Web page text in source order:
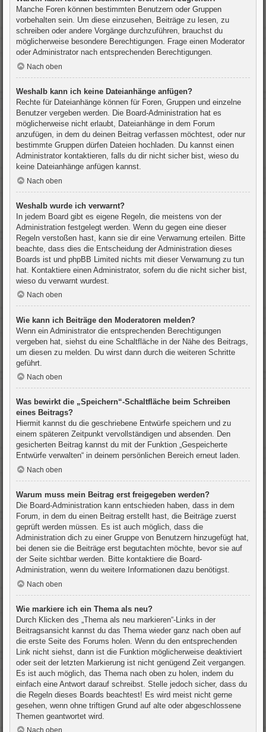
Manche Foren können bestimmten Benutzern oder Gruppen
vorbehalten sein. Um diese einzusehen, Beiträge zu lesen, zu
schreiben oder andere Vorgänge durchzuführen, brauchst du
möglicherweise besondere Berechtigungen. Frage einen Moderator
oder Administrator nach entsprechenden Berechtigungen.
Nach oben
Weshalb kann ich keine Dateianhänge anfügen?
Rechte für Dateianhänge können für Foren, Gruppen und einzelne
Benutzer vergeben werden. Die Board-Administration hat es
möglicherweise nicht erlaubt, Dateianhänge in dem Forum
anzufügen, in dem du deinen Beitrag verfassen möchtest, oder nur
bestimmte Gruppen dürfen Dateien hochladen. Du kannst einen
Administrator kontaktieren, falls du dir nicht sicher bist, wieso du
keine Dateianhänge anfügen kannst.
Nach oben
Weshalb wurde ich verwarnt?
In jedem Board gibt es eigene Regeln, die meistens von der
Administration festgelegt werden. Wenn du gegen eine dieser
Regeln verstoßen hast, kann sie dir eine Verwarnung erteilen. Bitte
beachte, dass dies die Entscheidung der Administration dieses
Boards ist und phpBB Limited nichts mit dieser Verwarnung zu tun
hat. Kontaktiere einen Administrator, sofern du die nicht sicher bist,
wieso du verwarnt wurdest.
Nach oben
Wie kann ich Beiträge den Moderatoren melden?
Wenn ein Administrator die entsprechenden Berechtigungen
vergeben hat, siehst du eine Schaltfläche in der Nähe des Beitrags,
um diesen zu melden. Du wirst dann durch die weiteren Schritte
geführt.
Nach oben
Was bewirkt die „Speichern“-Schaltfläche beim Schreiben
eines Beitrags?
Hiermit kannst du die geschriebene Entwürfe speichern und zu
einem späteren Zeitpunkt vervollständigen und absenden. Den
gesicherten Beitrag kannst du mit der Funktion „Gespeicherte
Entwürfe verwalten“ in deinem persönlichen Bereich erneut laden.
Nach oben
Warum muss mein Beitrag erst freigegeben werden?
Die Board-Administration kann entschieden haben, dass in dem
Forum, in dem du einen Beitrag erstellt hast, die Beiträge zuerst
geprüft werden müssen. Es ist auch möglich, dass die
Administration dich zu einer Gruppe von Benutzern hinzugefügt hat,
bei denen sie die Beiträge erst begutachten möchte, bevor sie auf
der Seite sichtbar werden. Bitte kontaktiere die Board-
Administration, wenn du weitere Informationen dazu benötigst.
Nach oben
Wie markiere ich ein Thema als neu?
Durch Klicken des „Thema als neu markieren“-Links in der
Beitragsansicht kannst du das Thema wieder ganz nach oben auf
die erste Seite des Forums holen. Wenn du den entsprechenden
Link nicht siehst, dann ist die Funktion möglicherweise deaktiviert
oder seit der letzten Markierung ist nicht genügend Zeit vergangen.
Es ist auch möglich, das Thema nach oben zu holen, indem du
einfach eine Antwort darauf schreibst. Stelle jedoch sicher, dass du
die Regeln dieses Boards beachtest! Es wird meist nicht gerne
gesehen, wenn ohne triftigen Grund auf alte oder abgeschlossene
Themen geantwortet wird.